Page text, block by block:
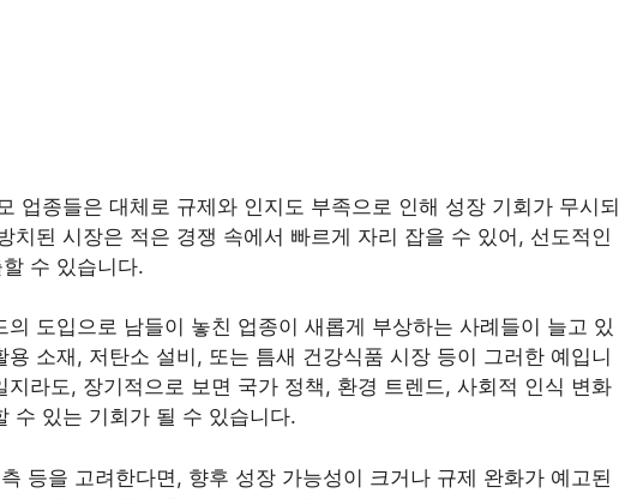
업종들은 대체로 규제와 인지도 부족으로 인해 성장 기회가 무시되
치된 시장은 적은 경쟁 속에서 빠르게 자리 잡을 수 있어, 선도적인
수 있습니다.
도입으로 남들이 놓친 업종이 새롭게 부상하는 사례들이 늘고 있
소재, 저탄소 설비, 또는 틈새 건강식품 시장 등이 그러한 예입니
지라도, 장기적으로 보면 국가 정책, 환경 트렌드, 사회적 인식 변화
수 있는 기회가 될 수 있습니다.
등을 고려한다면, 향후 성장 가능성이 크거나 규제 완화가 예고된